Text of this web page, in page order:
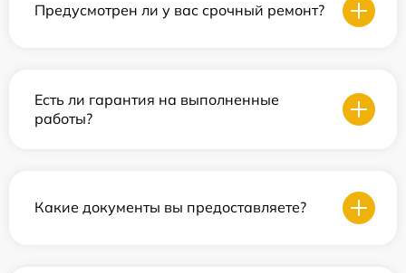
Предусмотрен ли у вас срочный ремонт?
Есть ли гарантия на выполненные
работы?
Какие документы вы предоставляете?